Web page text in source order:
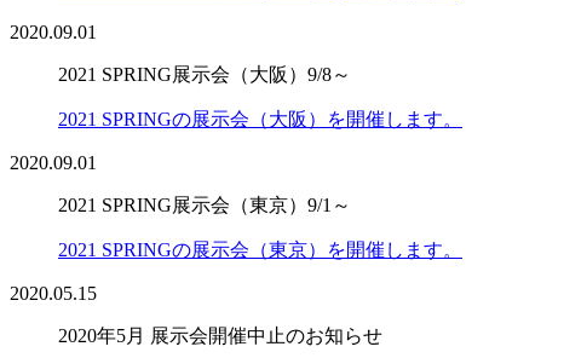
2020.09.01
2021 SPRING展示会（大阪）9/8～
2021 SPRINGの展示会（大阪）を開催します。
2020.09.01
2021 SPRING展示会（東京）9/1～
2021 SPRINGの展示会（東京）を開催します。
2020.05.15
2020年5月 展示会開催中止のお知らせ